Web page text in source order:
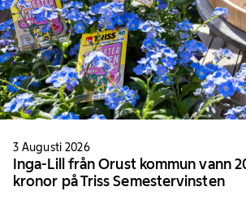
3 Augusti 2026
Inga-Lill från Orust kommun vann
kronor på Triss Semestervinsten